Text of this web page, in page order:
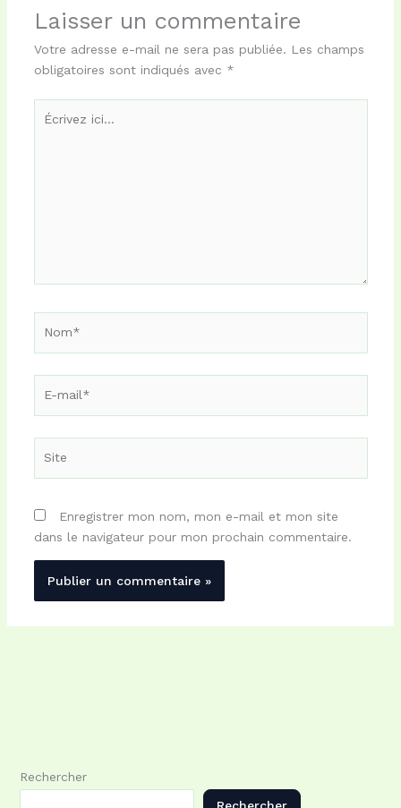
Laisser un commentaire
Votre adresse e-mail ne sera pas publiée. Les champs
obligatoires sont indiqués avec *
Enregistrer mon nom, mon e-mail et mon site
dans le navigateur pour mon prochain commentaire.
Rechercher
Rechercher